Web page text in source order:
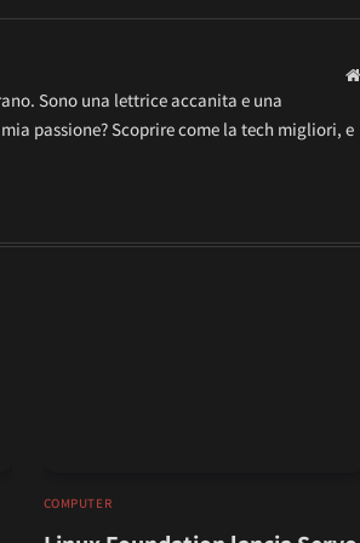
Sono una lettrice accanita e una
passione? Scoprire come la tech migliori, e
COMPUTER